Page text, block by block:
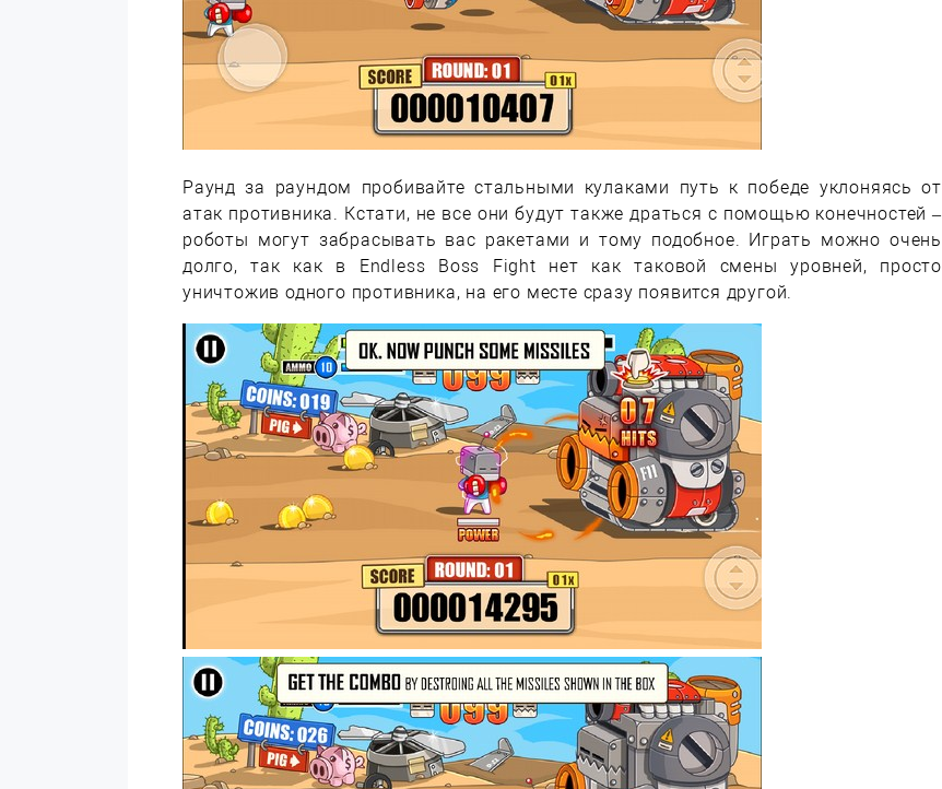
Раунд за раундом пробивайте стальными кулаками путь к победе уклоняясь от
атак противника. Кстати, не все они будут также драться с помощью конечностей –
роботы могут забрасывать вас ракетами и тому подобное. Играть можно очень
долго, так как в Endless Boss Fight нет как таковой смены уровней, просто
уничтожив одного противника, на его месте сразу появится другой.